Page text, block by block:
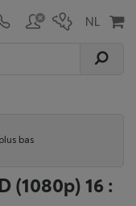
bas
(1080p) 16 :